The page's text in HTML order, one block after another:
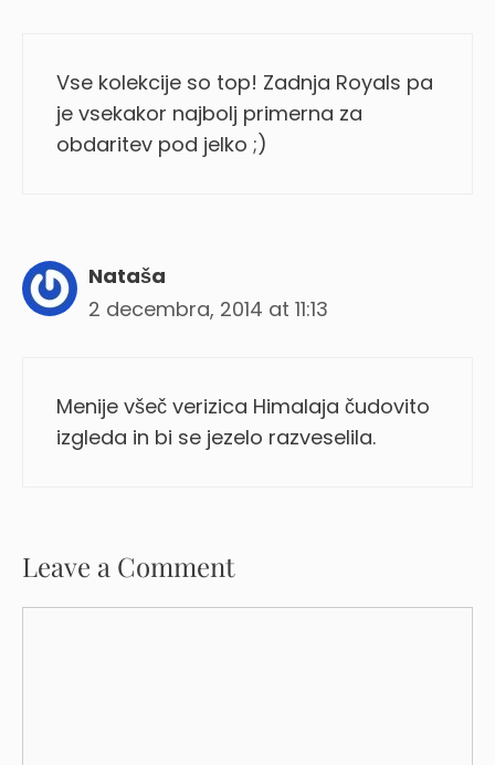
Vse kolekcije so top! Zadnja Royals pa
je vsekakor najbolj primerna za
obdaritev pod jelko ;)
Nataša
2 decembra, 2014 at 11:13
Menije všeč verizica Himalaja čudovito
izgleda in bi se jezelo razveselila.
Leave a Comment